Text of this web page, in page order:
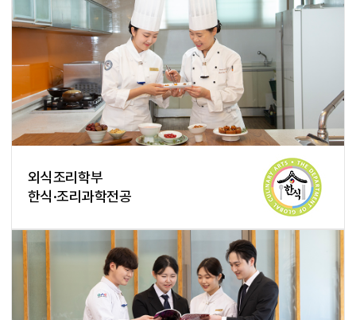
외식조리학부
한식·조리과학전공